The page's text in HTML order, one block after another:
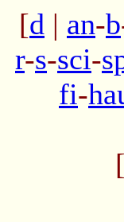
[d | an-b
r-s-sci-
fi-
[